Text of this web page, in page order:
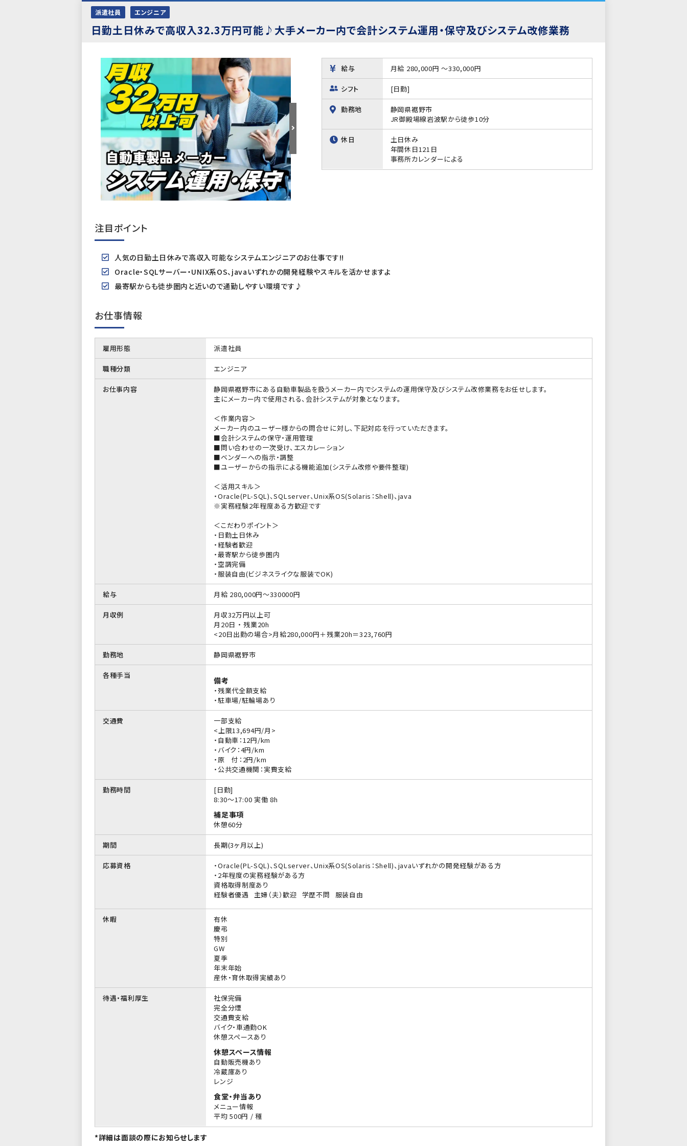
派遣社員 エンジニア
日勤土日休みで高収入32.3万円可能♪大手メーカー内で会計システム運用・保守及びシステム改修業務
給与 月給 280,000円 ～330,000円
シフト [日勤]
勤務地
静岡県裾野市
JR御殿場線岩波駅から徒歩10分
休日
土日休み
年間休日121日
事務所カレンダーによる
注目ポイント
人気の日勤土日休みで高収入可能なシステムエンジニアのお仕事です!!
Oracle・SQLサーバー・UNIX系OS、javaいずれかの開発経験やスキルを活かせますよ
最寄駅からも徒歩圏内と近いので通勤しやすい環境です♪
お仕事情報
雇用形態 派遣社員
職種分類 エンジニア
お仕事内容
静岡県裾野市にある自動車製品を扱うメーカー内でシステムの運用保守及びシステム改修業務をお任せします。
主にメーカー内で使用される、会計システムが対象となります。
＜作業内容＞
メーカー内のユーザー様からの問合せに対し、下記対応を行っていただきます。
■会計システムの保守・運用管理
■問い合わせの一次受け、エスカレーション
■ベンダーへの指示・調整
■ユーザーからの指示による機能追加(システム改修や要件整理)
＜活用スキル＞
・Oracle(PL-SQL)、SQLserver、Unix系OS(Solaris：Shell)、java
※実務経験2年程度ある方歓迎です
＜こだわりポイント＞
・日勤土日休み
・経験者歓迎
・最寄駅から徒歩圏内
・空調完備
・服装自由(ビジネスライクな服装でOK)
給与 月給 280,000円～330000円
月収例
月収32万円以上可
月20日 ・ 残業20h
<20日出勤の場合>月給280,000円＋残業20h＝323,760円
勤務地 静岡県裾野市
各種手当
備考
・残業代全額支給
・駐車場/駐輪場あり
交通費
一部支給
<上限13,694円/月>
・自動車：12円/km
・バイク：4円/km
・原 付：2円/km
・公共交通機関：実費支給
勤務時間
[日勤]
8:30〜17:00 実働 8h
補足事項
休憩60分
期間 長期(3ヶ月以上)
応募資格
・Oracle(PL-SQL)、SQLserver、Unix系OS(Solaris：Shell)、javaいずれかの開発経験がある方
・2年程度の実務経験がある方
資格取得制度あり
経験者優遇
主婦（夫）歓迎 学歴不問 服装自由
休暇
有休
慶弔
特別
GW
夏季
年末年始
産休・育休取得実績あり
待遇・福利厚生
社保完備
完全分煙
交通費支給
バイク・車通勤OK
休憩スペースあり
休憩スペース情報
自動販売機あり
冷蔵庫あり
レンジ
食堂・弁当あり
メニュー情報
平均 500円 / 種
*詳細は面談の際にお知らせします